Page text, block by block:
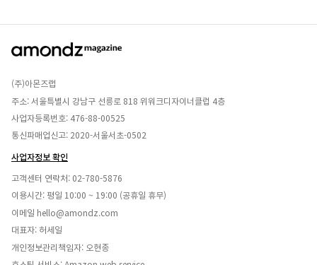
(주)아몬즈랩
주소: 서울특별시 강남구 선릉로 818 위워크디자이너클럽 4층
사업자등록번호: 476-88-00525
통신파매업신고: 2020-서울서초-0502
사업자정보 확인
고객센터 연락처: 02-780-5876
이용시간: 평일 10:00 ~ 19:00 (공휴일 휴무)
이메일 hello@amondz.com
대표자: 허세일
개인정보관리책임자: 오현종